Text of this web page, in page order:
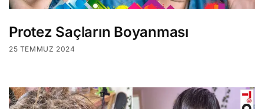
Protez Saçların Boyanması
25 TEMMUZ 2024